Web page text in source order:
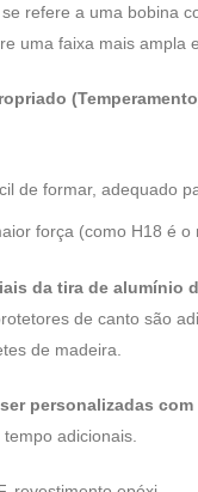
refere a uma bobina
uma faixa mais ampla
de formar, adequado
força (como H18 é
da tira de alumínio
de canto são
de madeira.
personalizadas
adicionais.